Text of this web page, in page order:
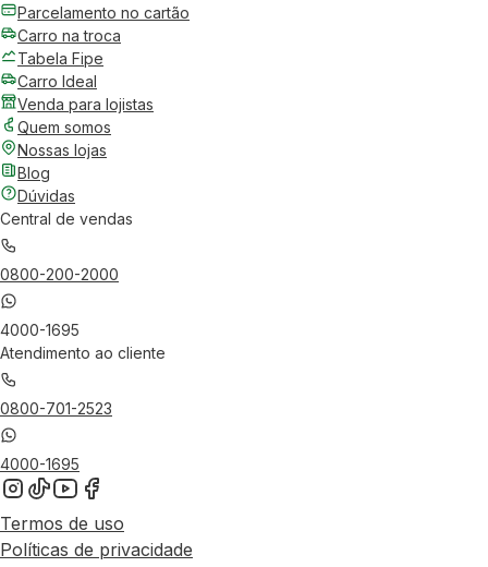
Parcelamento no cartão
Carro na troca
Tabela Fipe
Carro Ideal
Venda para lojistas
Quem somos
Nossas lojas
Blog
Dúvidas
Central de vendas
0800-200-2000
4000-1695
Atendimento ao cliente
0800-701-2523
4000-1695
Termos de uso
Políticas de privacidade